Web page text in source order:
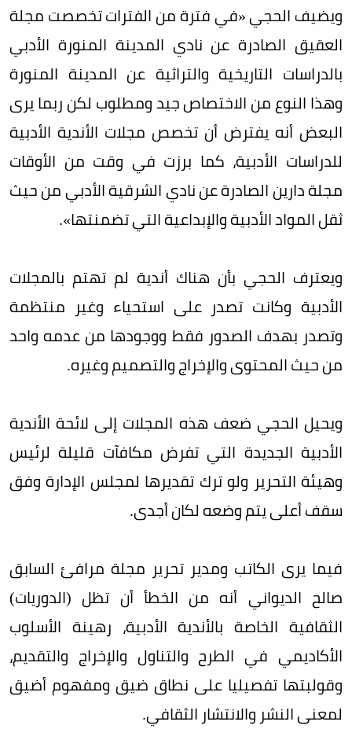
ويضيف الحجي «في فترة من الفترات تخصصت مجلة
العقيق الصادرة عن نادي المدينة المنورة الأدبي
بالدراسات التاريخية والتراثية عن المدينة المنورة
وهذا النوع من الاختصاص جيد ومطلوب لكن ربما يرى
البعض أنه يفترض أن تخصص مجلات الأندية الأدبية
للدراسات الأدبية، كما برزت في وقت من الأوقات
مجلة دارين الصادرة عن نادي الشرقية الأدبي من حيث
ثقل المواد الأدبية والإبداعية التي تضمنتها».
ويعترف الحجي بأن هناك أندية لم تهتم بالمجلات
الأدبية وكانت تصدر على استحياء وغير منتظمة
وتصدر بهدف الصدور فقط ووجودها من عدمه واحد
من حيث المحتوى والإخراج والتصميم وغيره.
ويحيل الحجي ضعف هذه المجلات إلى لائحة الأندية
الأدبية الجديدة التي تفرض مكافآت قليلة لرئيس
وهيئة التحرير ولو ترك تقديرها لمجلس الإدارة وفق
سقف أعلى يتم وضعه لكان أجدى.
فيما يرى الكاتب ومدير تحرير مجلة مرافئ السابق
صالح الديواني أنه من الخطأ أن تظل (الدوريات)
الثقافية الخاصة بالأندية الأدبية، رهينة الأسلوب
الأكاديمي في الطرح والتناول والإخراج والتقديم،
وقولبتها تفصيليا على نطاق ضيق ومفهوم أضيق
لمعنى النشر والانتشار الثقافي.